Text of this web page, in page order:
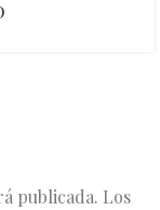
publicada. Los